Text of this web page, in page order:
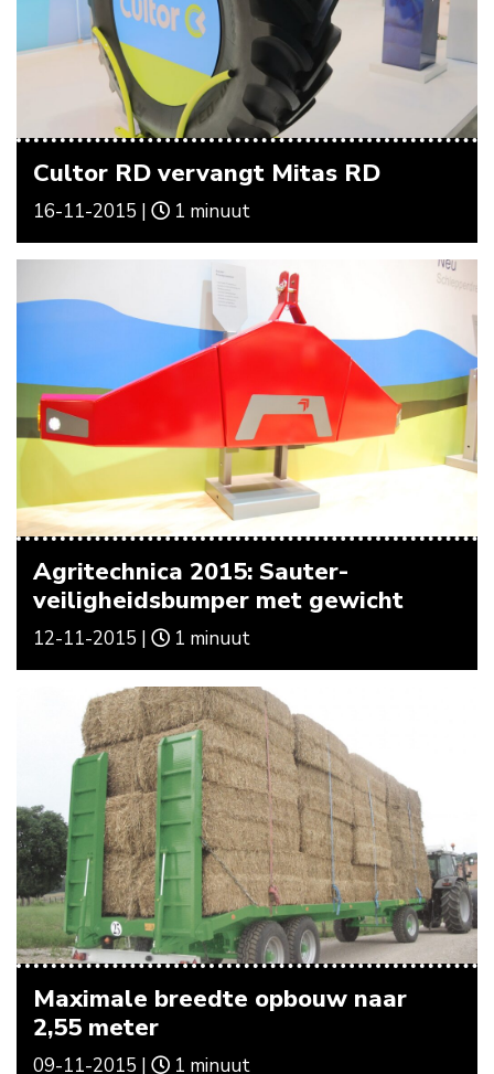
Cultor RD vervangt Mitas RD
16-11-2015 | 1 minuut
Agritechnica 2015: Sauter-
veiligheidsbumper met gewicht
12-11-2015 | 1 minuut
Maximale breedte opbouw naar
2,55 meter
09-11-2015 | 1 minuut